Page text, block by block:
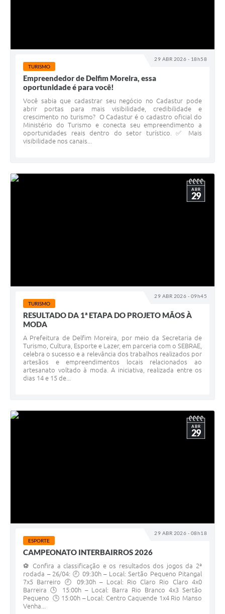
29 ABR 2026 - 18h58
TURISMO
Empreendedor de Delfim Moreira, essa
oportunidade é para você!
Você sabia que cadastrar seu negócio no Cadastur pode
abrir portas para mais visibilidade, credibilidade e
crescimento no turismo? O Cadastur é o cadastro oficial do
Ministério do Turismo e conecta seu empreendimento a
oportunidades reais dentro do setor turístico. ✅ Mais
visibilidade nos canais...
29 ABR 2026 - 09h45
ABR
29
TURISMO
RESULTADO DA 1ª ETAPA DO PROJETO MÃOS À
MODA
A Prefeitura de Delfim Moreira, por meio da Secretaria de
Turismo, Cultura, Esporte e Lazer, em parceria com o SEBRAE,
celebra o sucesso e a relevância dos trabalhos realizados por
artesãos e empreendimentos locais relacionados ao
artesanato voltado à moda. A iniciativa, realizada entre os
dias 14 e 15 de...
29 ABR 2026 - 08h18
ABR
29
ESPORTE
CAMPEONATO INTERBAIRROS 2026
⚽ Confira a classificação e os resultados dos jogos da 2ª
rodada – 26/04: 🕘 09:30h – Local: Sertão Pequeno Pitangal
7x5 Barreiro 🕘 09:30h – Local: Rio Claro Rio Claro 4x0
Barreira 🕒 15:00h – Local: Barra Rio Branco 4x3 Sertão
Pequeno 🕒 15:00h – Local: Centro Caquende 1x4 Rio Manso
Venha...